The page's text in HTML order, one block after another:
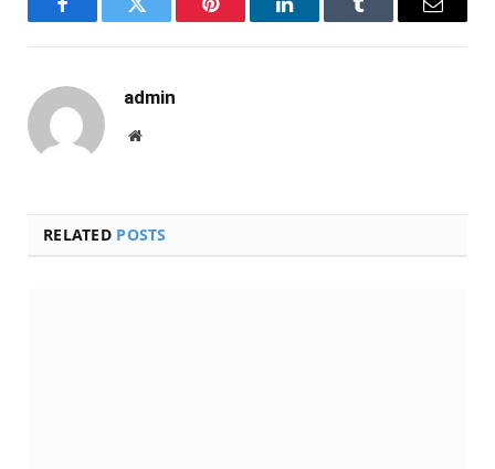
FacebookTwitter Pinterest LinkedInTumblr Email
admin
Website
RELATED POSTS